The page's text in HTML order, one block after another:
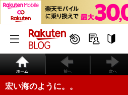
ホーム 前へ 次へ
宏い海のように。。